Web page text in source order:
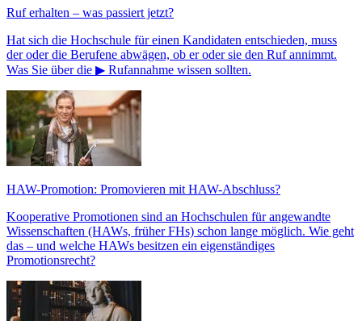
Ruf erhalten – was passiert jetzt?
Hat sich die Hochschule für einen Kandidaten entschieden, muss
der oder die Berufene abwägen, ob er oder sie den Ruf annimmt.
Was Sie über die ▶ Rufannahme wissen sollten.
HAW-Promotion: Promovieren mit HAW-Abschluss?
Kooperative Promotionen sind an Hochschulen für angewandte
Wissenschaften (HAWs, früher FHs) schon lange möglich. Wie geht
das – und welche HAWs besitzen ein eigenständiges
Promotionsrecht?